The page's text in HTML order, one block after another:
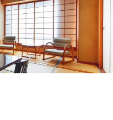
ト即利用で最大5％OFF
¥29,700~
2名 ¥ 28,215 ~
白浜♪近いから気軽に温
キングプラン